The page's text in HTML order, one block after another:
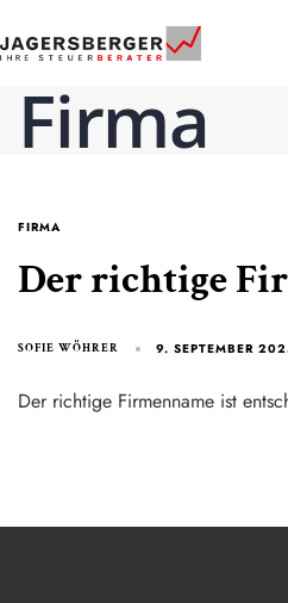
Firma
FIRMA
Der richtige
SOFIE WÖHRER 9. SEPTEMBER
Der richtige Firmenname ist